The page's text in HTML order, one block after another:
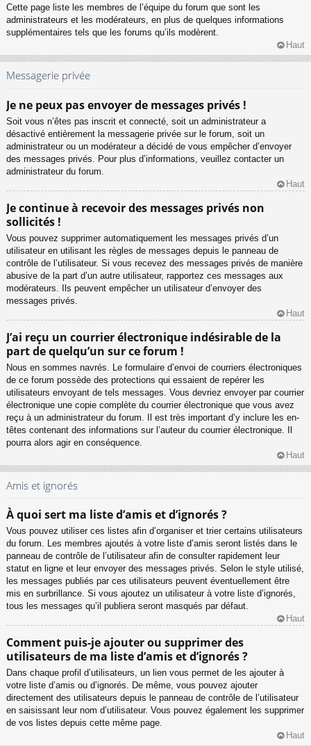
Cette page liste les membres de l’équipe du forum que sont les
administrateurs et les modérateurs, en plus de quelques informations
supplémentaires tels que les forums qu’ils modèrent.
Haut
Messagerie privée
Je ne peux pas envoyer de messages privés !
Soit vous n’êtes pas inscrit et connecté, soit un administrateur a
désactivé entièrement la messagerie privée sur le forum, soit un
administrateur ou un modérateur a décidé de vous empêcher d’envoyer
des messages privés. Pour plus d’informations, veuillez contacter un
administrateur du forum.
Haut
Je continue à recevoir des messages privés non
sollicités !
Vous pouvez supprimer automatiquement les messages privés d’un
utilisateur en utilisant les règles de messages depuis le panneau de
contrôle de l’utilisateur. Si vous recevez des messages privés de manière
abusive de la part d’un autre utilisateur, rapportez ces messages aux
modérateurs. Ils peuvent empêcher un utilisateur d’envoyer des
messages privés.
Haut
J’ai reçu un courrier électronique indésirable de la
part de quelqu’un sur ce forum !
Nous en sommes navrés. Le formulaire d’envoi de courriers électroniques
de ce forum possède des protections qui essaient de repérer les
utilisateurs envoyant de tels messages. Vous devriez envoyer par courrier
électronique une copie complète du courrier électronique que vous avez
reçu à un administrateur du forum. Il est très important d’y inclure les en-
têtes contenant des informations sur l’auteur du courrier électronique. Il
pourra alors agir en conséquence.
Haut
Amis et ignorés
À quoi sert ma liste d’amis et d’ignorés ?
Vous pouvez utiliser ces listes afin d’organiser et trier certains utilisateurs
du forum. Les membres ajoutés à votre liste d’amis seront listés dans le
panneau de contrôle de l’utilisateur afin de consulter rapidement leur
statut en ligne et leur envoyer des messages privés. Selon le style utilisé,
les messages publiés par ces utilisateurs peuvent éventuellement être
mis en surbrillance. Si vous ajoutez un utilisateur à votre liste d’ignorés,
tous les messages qu’il publiera seront masqués par défaut.
Haut
Comment puis-je ajouter ou supprimer des
utilisateurs de ma liste d’amis et d’ignorés ?
Dans chaque profil d’utilisateurs, un lien vous permet de les ajouter à
votre liste d’amis ou d’ignorés. De même, vous pouvez ajouter
directement des utilisateurs depuis le panneau de contrôle de l’utilisateur
en saisissant leur nom d’utilisateur. Vous pouvez également les supprimer
de vos listes depuis cette même page.
Haut